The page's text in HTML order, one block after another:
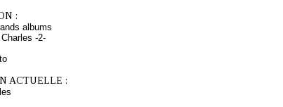
:
albums
-2-
ACTUELLE :